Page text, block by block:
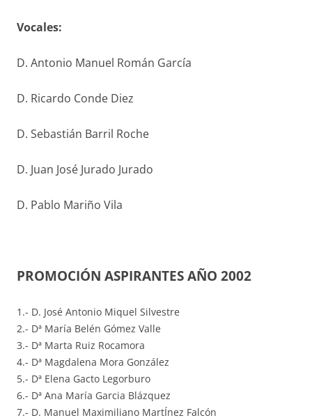
Vocales:
D. Antonio Manuel Román García
D. Ricardo Conde Diez
D. Sebastián Barril Roche
D. Juan José Jurado Jurado
D. Pablo Mariño Vila
PROMOCIÓN ASPIRANTES AÑO 2002
1.- D. José Antonio Miquel Silvestre
2.- Dª María Belén Gómez Valle
3.- Dª Marta Ruiz Rocamora
4.- Dª Magdalena Mora González
5.- Dª Elena Gacto Legorburo
6.- Dª Ana María Garcia Blázquez
7.- D. Manuel Maximiliano MartÍnez Falcón